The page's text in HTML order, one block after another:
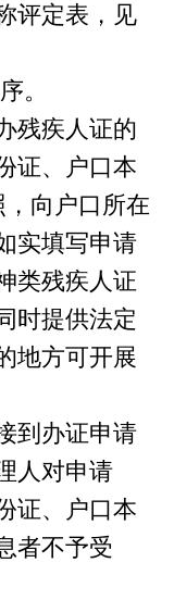
评定表，见
。
疾人证的
证、户口本
向户口所在
实填写申请
类残疾人证
时提供法定
地方可开展
办证申请
人对申请
证、户口本
者不予受